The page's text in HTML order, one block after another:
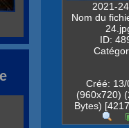
2021-
Nom du
ID:
Créé: 13/
(960x720)
Bytes)